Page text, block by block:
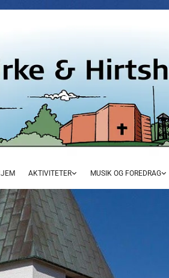
AKTIVITETER MUSIK OG FOREDRAG